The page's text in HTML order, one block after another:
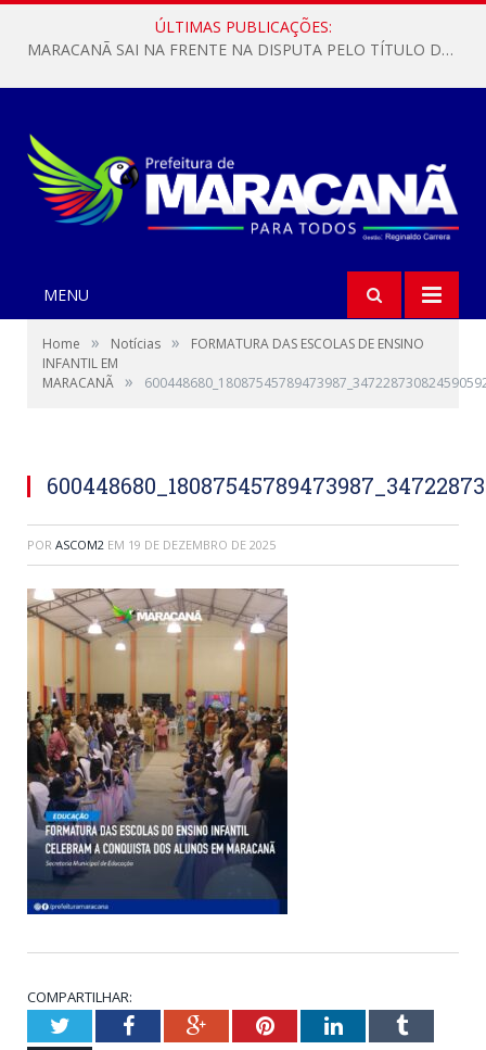
ÚLTIMAS PUBLICAÇÕES:
MARACANÃ SAI NA FRENTE NA DISPUTA PELO TÍTULO DA COPA PARÁ SUB-17!
MENU
Home » Notícias »
FORMATURA DAS ESCOLAS DE ENSINO
INFANTIL EM
MARACANÃ »
POR ASCOM2 EM 19 DE DEZEMBRO DE 2025
COMPARTILHAR:
TwitterFacebookGoogle+PinterestLinkedInTumblr